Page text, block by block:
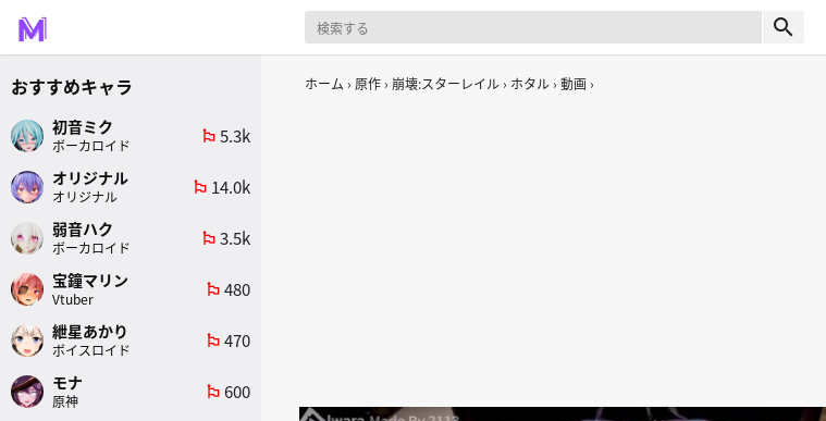
search
ホーム 原作 崩壊:スターレイル ホタル 動画
おすすめキャラ
初音ミク
ボーカロイド
emoji_flags 5.3k
オリジナル
オリジナル
emoji_flags 14.0k
弱音ハク
ボーカロイド
emoji_flags 3.5k
宝鐘マリン
Vtuber
emoji_flags 480
紲星あかり
ボイスロイド
emoji_flags 470
モナ
原神
emoji_flags 600